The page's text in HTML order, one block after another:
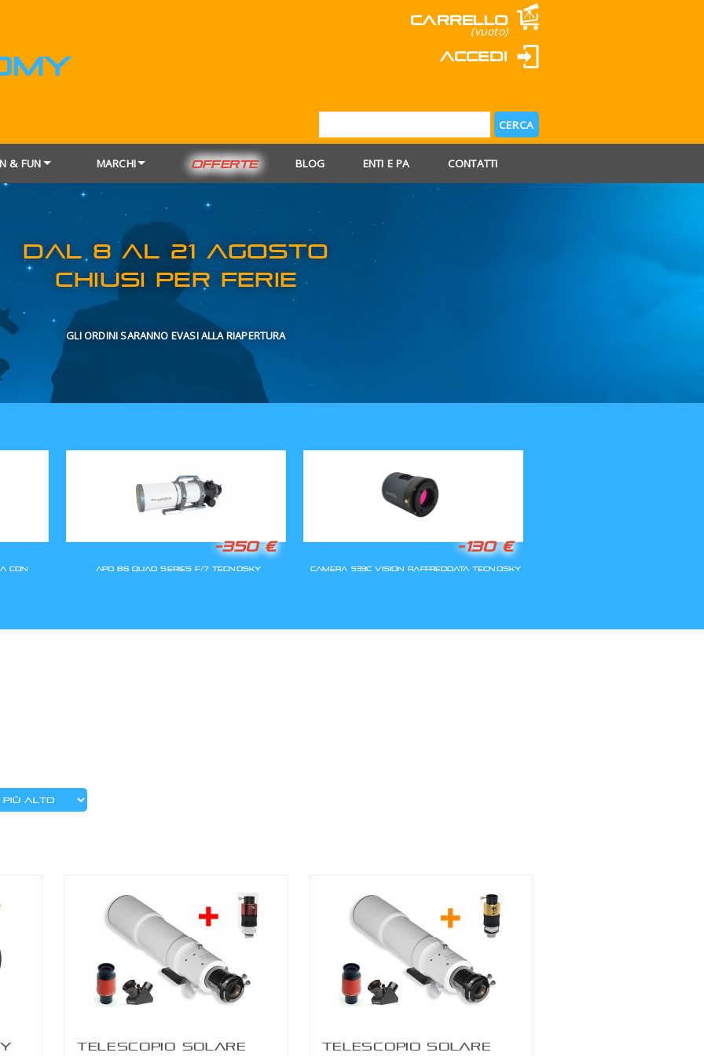
Carrello
(vuoto)
Accedi
& FUN MARCHI OFFERTE BLOG ENTI E PA CONTATTI
DAL 8 AL 21 AGOSTO
CHIUSI PER FERIE
AM7 MONTATURA ARMONICA CON
TREPPIEDE TC40
APO 86 QUAD SERIES F/7 TECNOSKY
TELESCOPIO SOLARE TELESCOPIO SOLARE